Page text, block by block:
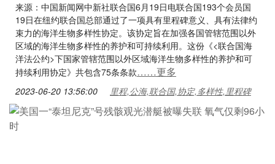
来源：中国新闻网中新社联合国6月19日电联合国193个会员国
19日在纽约联合国总部通过了一项具有里程碑意义、具有法律约
束力的海洋生物多样性协定。该协定旨在加强各国管辖范围以外
区域的海洋生物多样性的养护和可持续利用。这份《<联合国海
洋法公约>下国家管辖范围以外区域海洋生物多样性的养护和可
持续利用协定》共包含75条条款……更多
2023-06-20 13:56:00 里程,公海,联合国,协定,多样性,里程碑